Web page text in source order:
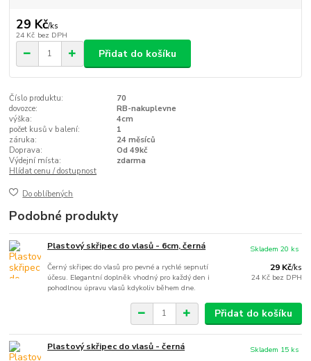
29 Kč/ks
24 Kč bez DPH
Přidat do košíku
Číslo produktu:
70
dovozce:
RB-nakuplevne
výška:
4cm
počet kusů v balení:
1
záruka:
24 měsíců
Doprava:
Od 49kč
Výdejní místa:
zdarma
Hlídat cenu / dostupnost
Do oblíbených
Podobné produkty
Plastový skřipec do vlasů - 6cm, černá
Černý skřipec do vlasů pro pevné a rychlé sepnutí
účesu. Elegantní doplněk vhodný pro každý den i
pohodlnou úpravu vlasů kdykoliv během dne.
29 Kč/ks
24 Kč bez DPH
Skladem 20 ks
Přidat do košíku
Plastový skřipec do vlasů - černá Skladem 15 ks